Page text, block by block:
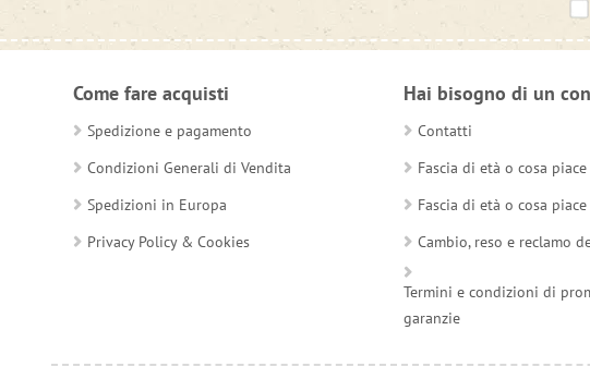
Come fare acquisti
Spedizione e pagamento
Condizioni Generali di Vendita
Spedizioni in Europa
Privacy Policy & Cookies
Hai bisogno di un
Contatti
Fascia di età o cosa
Fascia di età o cosa
Cambio, reso e reclamo
Termini e condizioni di
garanzie